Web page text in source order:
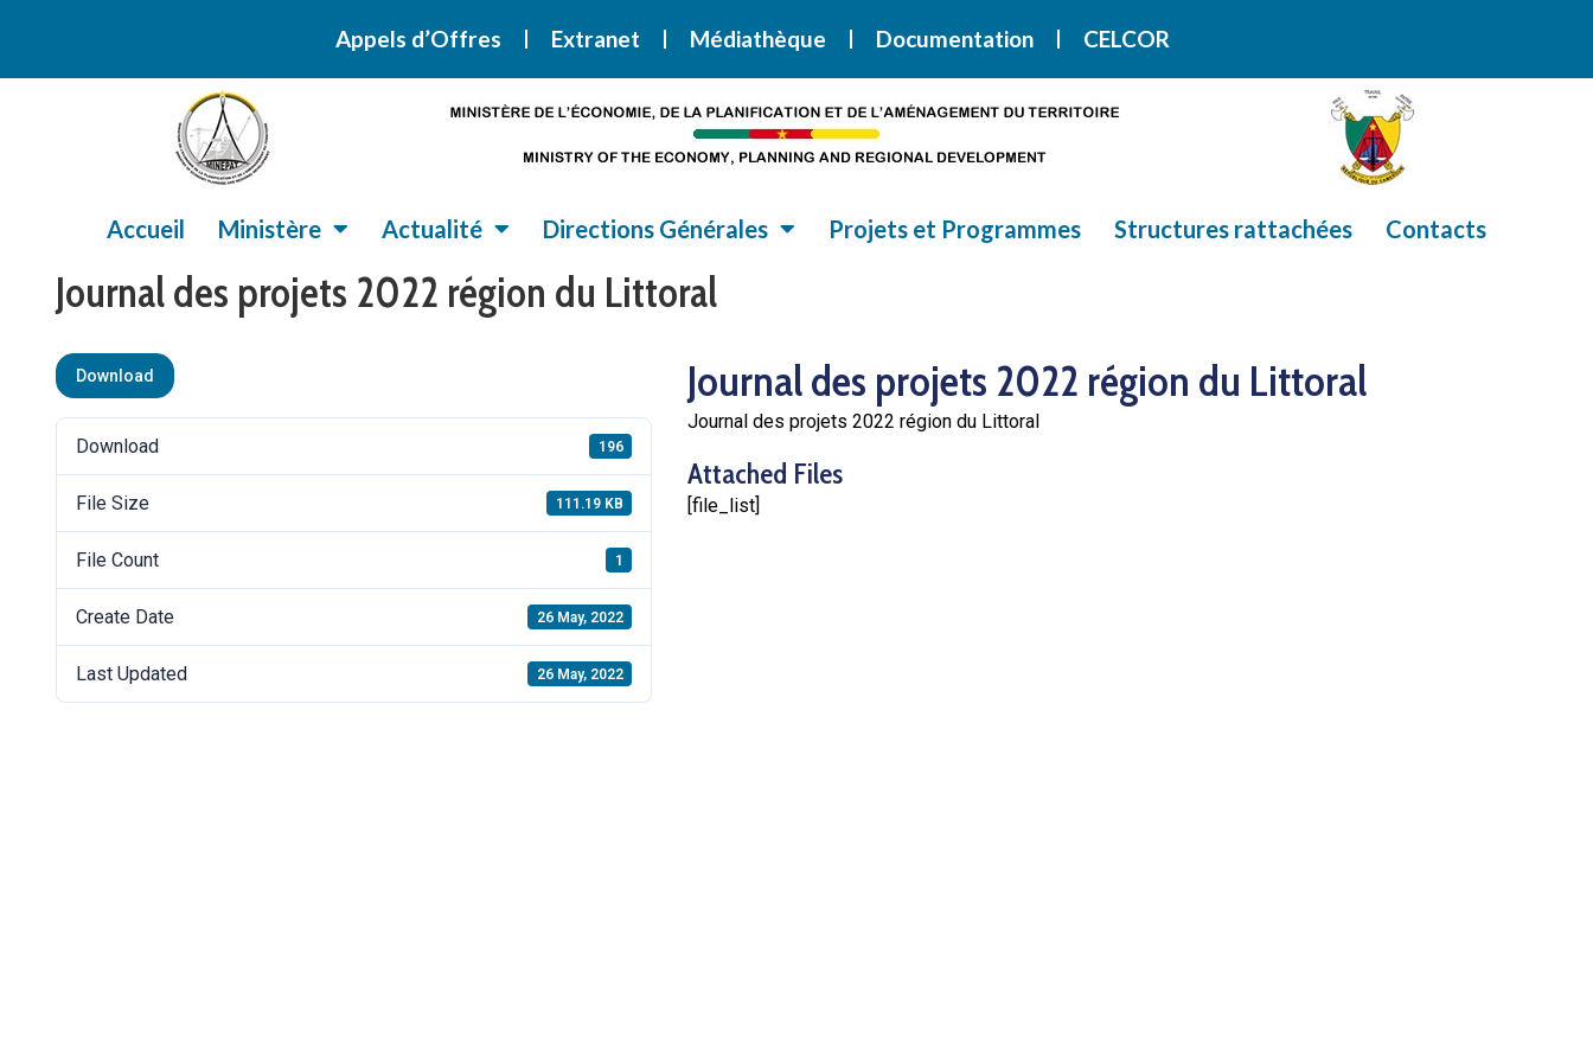
Appels d’Offres Extranet Médiathèque Documentation CELCOR
Accueil Ministère Actualité Directions Générales Projets et Programmes Structures rattachées Contacts
Journal des projets 2022 région du Littoral
Download
Download 196
File Size 111.19 KB
File Count 1
Create Date 26 May, 2022
Last Updated 26 May, 2022
Journal des projets 2022 région du Littoral
Journal des projets 2022 région du Littoral
Attached Files
[file_list]